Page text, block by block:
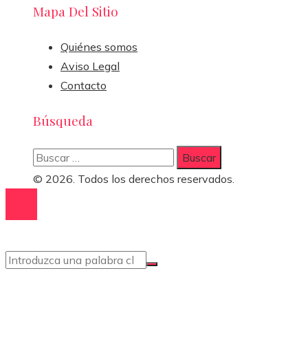
Mapa Del Sitio
Quiénes somos
Aviso Legal
Contacto
Búsqueda
Buscar:
© 2026. Todos los derechos reservados.